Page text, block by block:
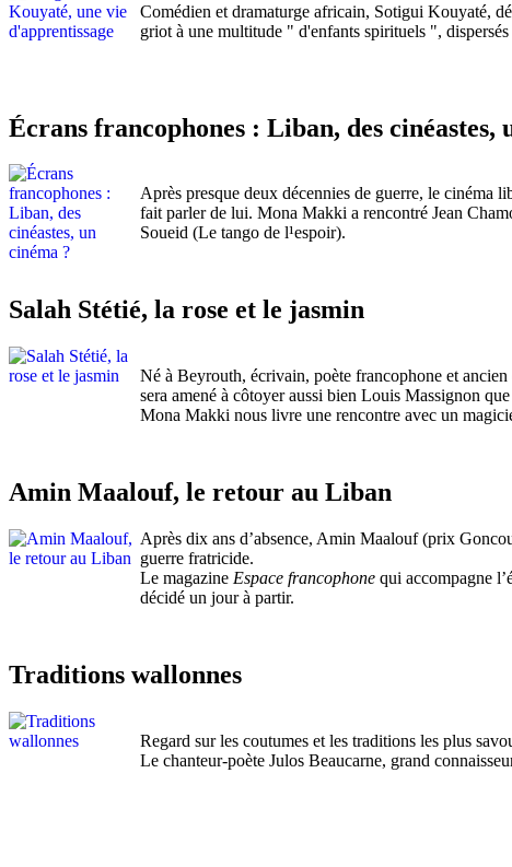
Comédien et dramaturge africain, Sotigui Kouyaté,
griot à une multitude " d'enfants spirituels ",
Écrans francophones : Liban, des cinéastes,
Après presque deux décennies de guerre, le cinéma
fait parler de lui. Mona Makki a rencontré Jean
Soueid (Le tango de l¹espoir).
Salah Stétié, la rose et le jasmin
Né à Beyrouth, écrivain, poète francophone et
sera amené à côtoyer aussi bien Louis Massignon
Mona Makki nous livre une rencontre avec un
Amin Maalouf, le retour au Liban
Après dix ans d’absence, Amin Maalouf (prix
guerre fratricide.
Le magazine Espace francophone qui accompagne
décidé un jour à partir.
Traditions wallonnes
Regard sur les coutumes et les traditions les plus
Le chanteur-poète Julos Beaucarne, grand